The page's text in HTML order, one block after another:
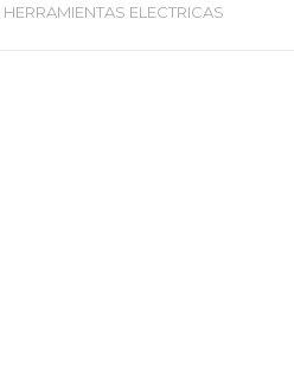
HERRAMIENTAS ELECTRICAS